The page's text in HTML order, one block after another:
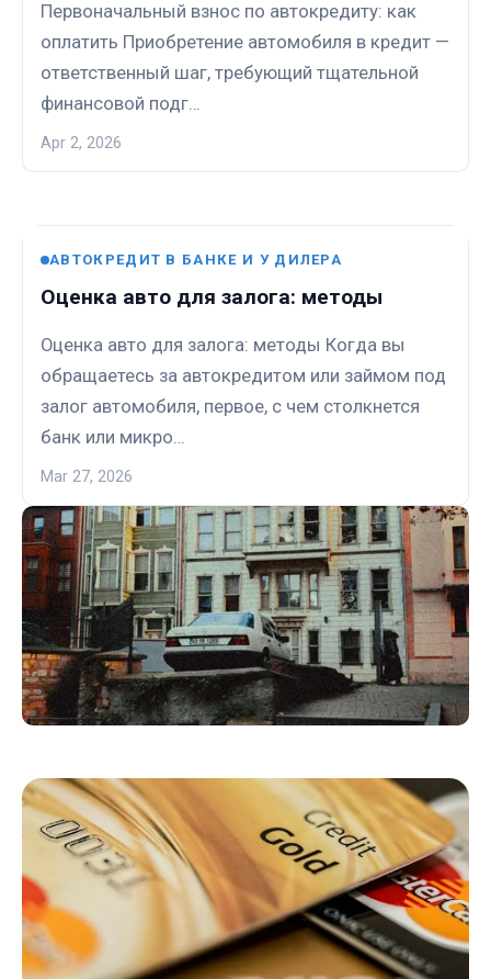
Первоначальный взнос по автокредиту: как
оплатить Приобретение автомобиля в кредит —
ответственный шаг, требующий тщательной
финансовой подг…
Apr 2, 2026
АВТОКРЕДИТ В БАНКЕ И У ДИЛЕРА
Оценка авто для залога: методы
Оценка авто для залога: методы Когда вы
обращаетесь за автокредитом или займом под
залог автомобиля, первое, с чем столкнется
банк или микро…
Mar 27, 2026